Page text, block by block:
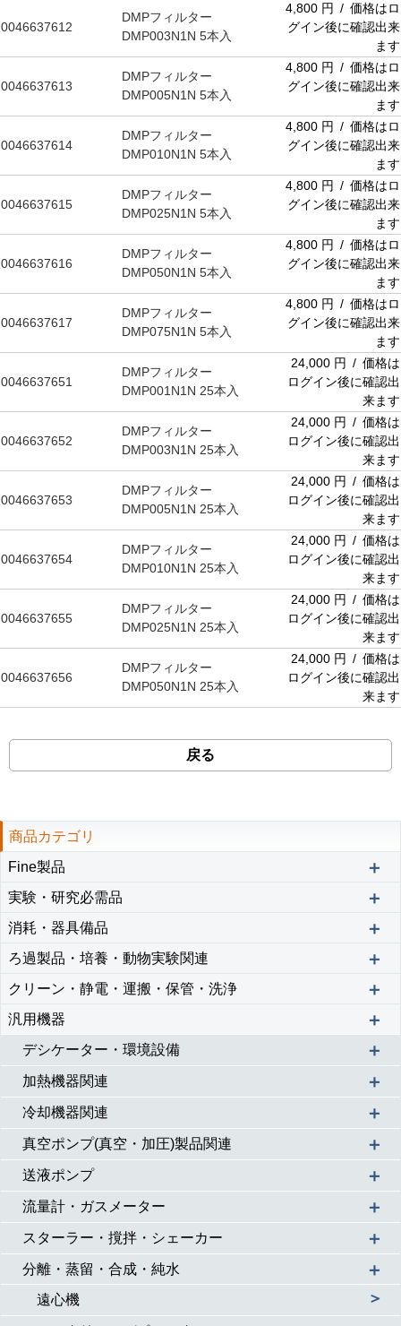
0046637612
DMPフィルター
DMP003N1N 5本入
4,800 円 / 価格はロ
グイン後に確認出来
ます
0046637613
DMPフィルター
DMP005N1N 5本入
4,800 円 / 価格はロ
グイン後に確認出来
ます
0046637614
DMPフィルター
DMP010N1N 5本入
4,800 円 / 価格はロ
グイン後に確認出来
ます
0046637615
DMPフィルター
DMP025N1N 5本入
4,800 円 / 価格はロ
グイン後に確認出来
ます
0046637616
DMPフィルター
DMP050N1N 5本入
4,800 円 / 価格はロ
グイン後に確認出来
ます
0046637617
DMPフィルター
DMP075N1N 5本入
4,800 円 / 価格はロ
グイン後に確認出来
ます
0046637651
DMPフィルター
DMP001N1N 25本入
24,000 円 / 価格は
ログイン後に確認出
来ます
0046637652
DMPフィルター
DMP003N1N 25本入
24,000 円 / 価格は
ログイン後に確認出
来ます
0046637653
DMPフィルター
DMP005N1N 25本入
24,000 円 / 価格は
ログイン後に確認出
来ます
0046637654
DMPフィルター
DMP010N1N 25本入
24,000 円 / 価格は
ログイン後に確認出
来ます
0046637655
DMPフィルター
DMP025N1N 25本入
24,000 円 / 価格は
ログイン後に確認出
来ます
0046637656
DMPフィルター
DMP050N1N 25本入
24,000 円 / 価格は
ログイン後に確認出
来ます
戻る
商品カテゴリ
Fine製品
＋
実験・研究必需品 ＋
消耗・器具備品 ＋
ろ過製品・培養・動物実験関連 ＋
クリーン・静電・運搬・保管・洗浄 ＋
汎用機器 ＋
デシケーター・環境設備 ＋
加熱機器関連 ＋
冷却機器関連 ＋
真空ポンプ(真空・加圧)製品関連 ＋
送液ポンプ ＋
流量計・ガスメーター ＋
スターラー・撹拌・シェーカー ＋
分離・蒸留・合成・純水 ＋
遠心機 ＞